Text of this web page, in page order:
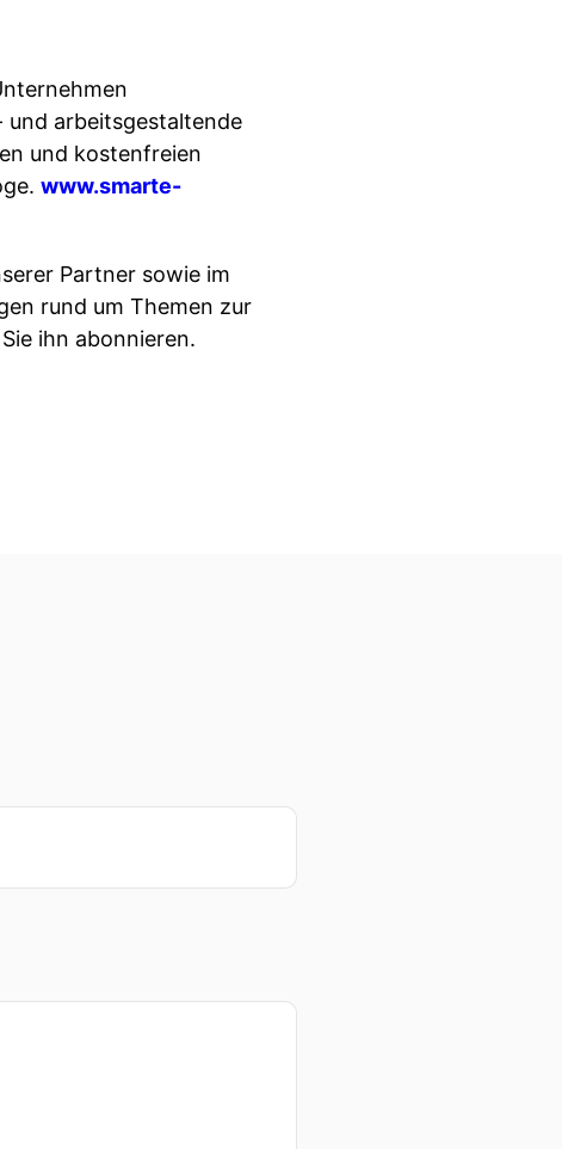
und arbeitsgestaltende
und kostenfreien
www.smarte-
Partner sowie im
rund um Themen zur
ihn abonnieren.